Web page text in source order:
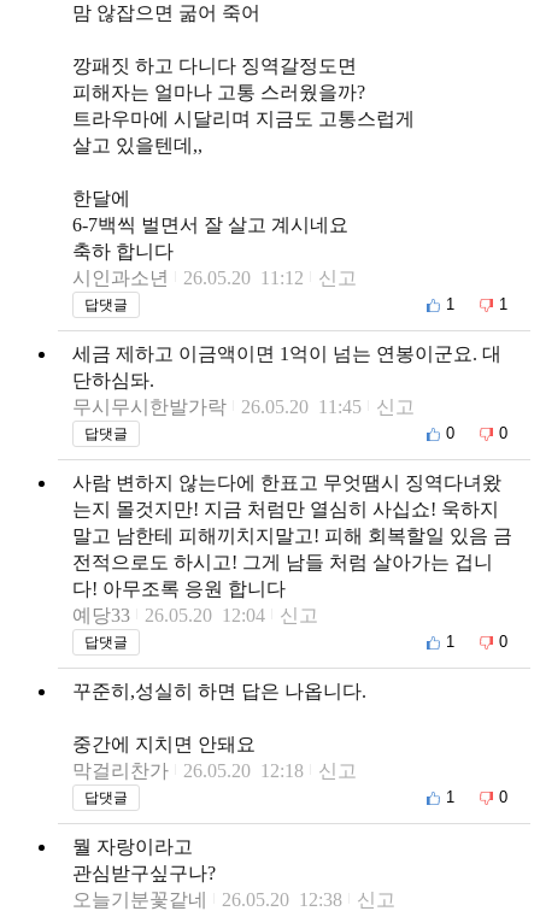
맘 않잡으면 굶어 죽어
깡패짓 하고 다니다 징역갈정도면
피해자는 얼마나 고통 스러웠을까?
트라우마에 시달리며 지금도 고통스럽게
살고 있을텐데,,
한달에
6-7백씩 벌면서 잘 살고 계시네요
축하 합니다
시인과소년
26.05.20 11:12 신고
답댓글 1 1
세금 제하고 이금액이면 1억이 넘는 연봉이군요. 대
단하심돠.
무시무시한발가락
26.05.20 11:45 신고
답댓글 0 0
사람 변하지 않는다에 한표고 무엇땜시 징역다녀왔
는지 몰것지만! 지금 처럼만 열심히 사십쇼! 욱하지
말고 남한테 피해끼치지말고! 피해 회복할일 있음 금
전적으로도 하시고! 그게 남들 처럼 살아가는 겁니
다! 아무조록 응원 합니다
예당33
26.05.20 12:04 신고
답댓글 1 0
꾸준히,성실히 하면 답은 나옵니다.
중간에 지치면 안돼요
막걸리찬가
26.05.20 12:18 신고
답댓글 1 0
뭘 자랑이라고
관심받구싶구나?
오늘기분꽃같네
26.05.20 12:38 신고